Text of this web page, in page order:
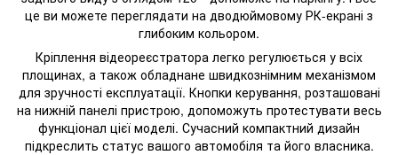
це ви можете переглядати на дводюймовому РК-екрані з
глибоким кольором.
Кріплення відеореєстратора легко регулюється у всіх
площинах, а також обладнане швидкознімним механізмом
для зручності експлуатації. Кнопки керування, розташовані
на нижній панелі пристрою, допоможуть протестувати весь
функціонал цієї моделі. Сучасний компактний дизайн
підкреслить статус вашого автомобіля та його власника.